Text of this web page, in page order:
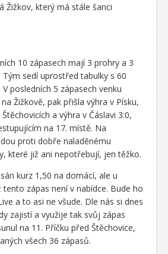
Žižkov, který má stále šanci
10 zápasech mají 3 prohry a 3
sedí uprostřed tabulky s 60
posledních 5 zápasech venku
Žižkově, pak přišla výhra v Písku,
a výhra v Čáslavi 3:0,
na 17. místě. Na
proti dobře naladěnému
které již ani nepotřebují, jen těžko.
kurz 1,50 na domácí, ale u
zápas není v nabídce. Bude ho
a to asi ne všude. Dle nás si dnes
zajistí a využije tak svůj zápas
na 11. Příčku před Štěchovice,
všech 36 zápasů.